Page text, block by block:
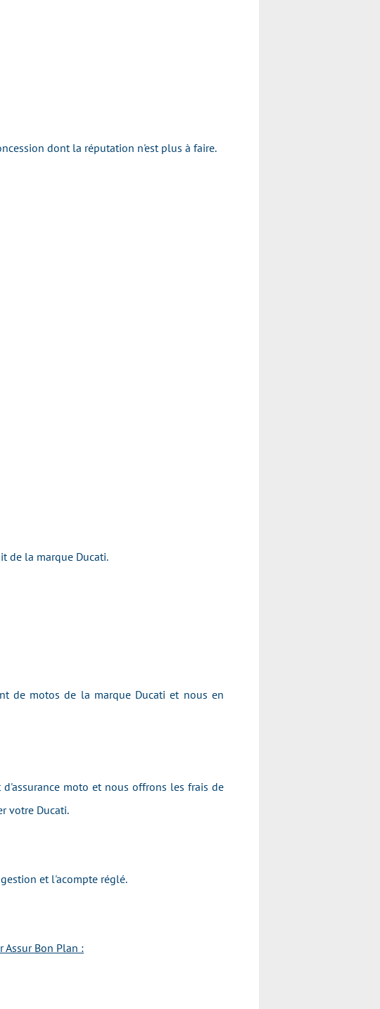
dont la réputation n'est plus à faire.
de la marque Ducati.
de motos de la marque Ducati et nous en
moto et nous offrons les frais de
votre Ducati.
et l'acompte réglé.
Bon Plan :